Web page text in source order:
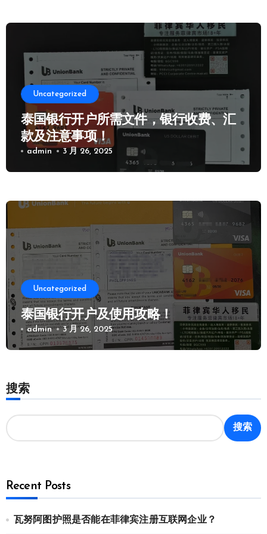
Uncategorized
泰国银行开户所需文件，银行收费、汇
款及注意事项！
admin 3 月 26, 2025
Uncategorized
泰国银行开户及使用攻略！
admin 3 月 26, 2025
搜索
搜索
Recent Posts
瓦努阿图护照是否能在菲律宾注册互联网企业？